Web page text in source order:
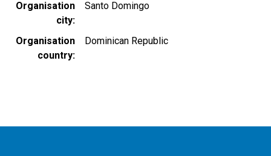
Organisation
city
Santo Domingo
Organisation
country
Dominican Republic